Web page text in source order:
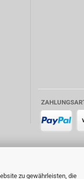
zu gewährleisten, die